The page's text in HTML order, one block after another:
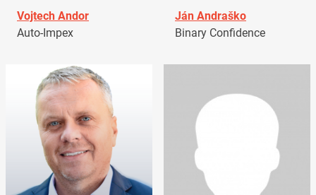
Vojtech Andor
Auto-Impex
Ján Andraško
Binary Confidence